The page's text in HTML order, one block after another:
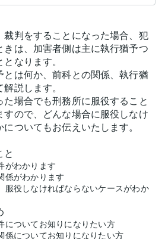
裁判をすることになった場合、犯
きは、加害者側は主に執行猶予つ
なります。
とは何か、前科との関係、執行猶
説します。
た場合でも刑務所に服役すること
すので、どんな場合に服役しなけ
ついてもお伝えいたします。
と
がわかります
係がわかります
服役しなければならないケースがわか
についてお知りになりたい方
係についてお知りになりたい方